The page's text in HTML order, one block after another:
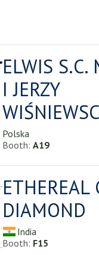
ELWIS S.C.
I JERZY
Polska
Booth:A19
ETHEREAL
DIAMOND
India
Booth: F15